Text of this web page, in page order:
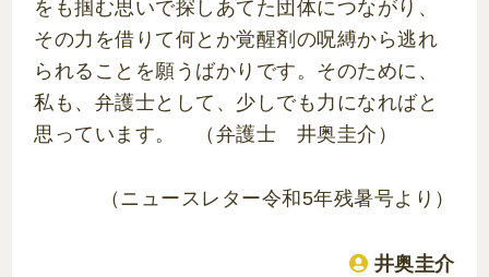
をも掴む思いで探しあてた団体につながり、
その力を借りて何とか覚醒剤の呪縛から逃れ
られることを願うばかりです。そのために、
私も、弁護士として、少しでも力になればと
思っています。 （弁護士 井奥圭介）
（ニュースレター令和5年残暑号より）
井奥圭介